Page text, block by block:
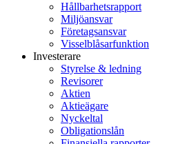
Hållbarhetsrapport
Miljöansvar
Företagsansvar
Visselblåsarfunktion
Investerare
Styrelse & ledning
Revisorer
Aktien
Aktieägare
Nyckeltal
Obligationslån